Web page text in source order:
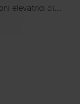
elevatrici di...